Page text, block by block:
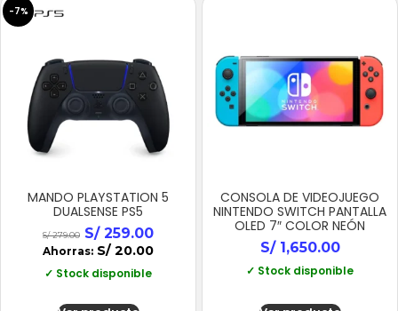
-7%
MANDO PLAYSTATION 5
DUALSENSE PS5
S/279.00 S/259.00
Ahorras: S/ 20.00
✓ Stock disponible
CONSOLA DE VIDEOJUEGO
NINTENDO SWITCH PANTALLA
OLED 7″ COLOR NEÓN
S/1,650.00
✓ Stock disponible